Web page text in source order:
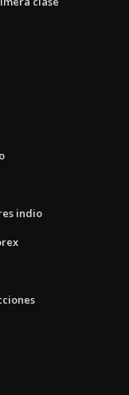
indio